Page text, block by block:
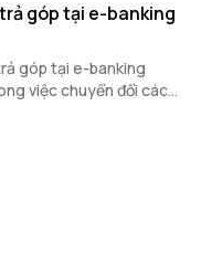
góp tại e-banking
góp tại e-banking
việc chuyển đổi các
trả góp mới.